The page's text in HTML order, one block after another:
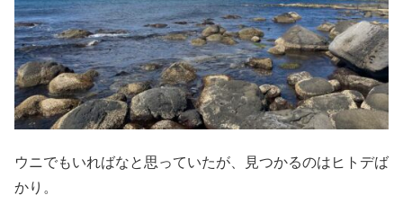
ウニでもいればなと思っていたが、見つかるのはヒトデば
かり。